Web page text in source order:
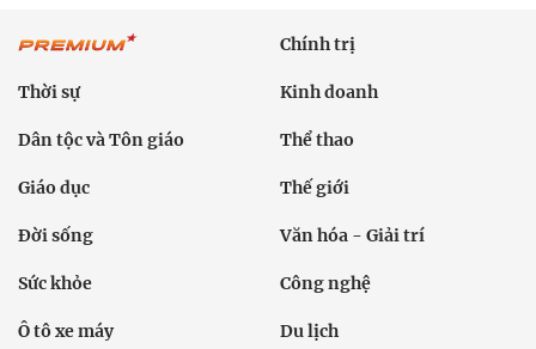
Chính trị
Thời sự Kinh doanh
Dân tộc và Tôn giáo Thể thao
Giáo dục Thế giới
Đời sống Văn hóa - Giải trí
Sức khỏe Công nghệ
Ô tô xe máy Du lịch